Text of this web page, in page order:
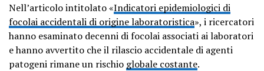
Nell’articolo intitolato «Indicatori epidemiologici di
focolai accidentali di origine laboratoristica», i ricercatori
hanno esaminato decenni di focolai associati ai laboratori
e hanno avvertito che il rilascio accidentale di agenti
patogeni rimane un rischio globale costante.